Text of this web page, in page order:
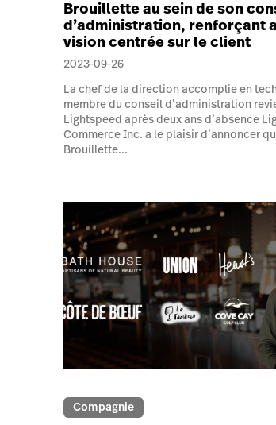
Brouillette au sein de son
d’administration, renforçant
vision centrée sur le client
2023-09-26
La chef de la direction accomplie en
membre du conseil d’administration
Lightspeed après deux ans d’absence
Commerce Inc. a le plaisir d’annoncer
Brouillette...
Compagnie